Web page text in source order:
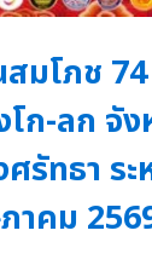
มโภช
โก-ลก จั
รัทธา ร
าคม